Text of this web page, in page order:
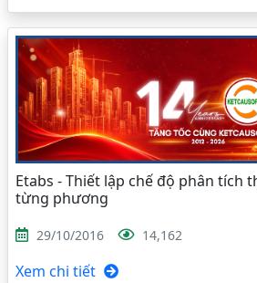
Etabs - Thiết lập chế độ phân tích
từng phương
29/10/2016 14,162
Xem chi tiết